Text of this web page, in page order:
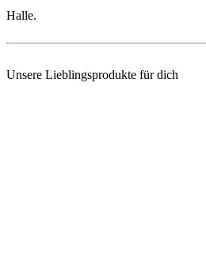
Halle.
Unsere Lieblingsprodukte für dich